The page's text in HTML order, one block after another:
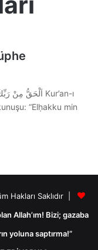
“Elḥakku min
Hakları Saklıdır |
Allah’ım! Bizi; gazaba
yoluna saptırma!”